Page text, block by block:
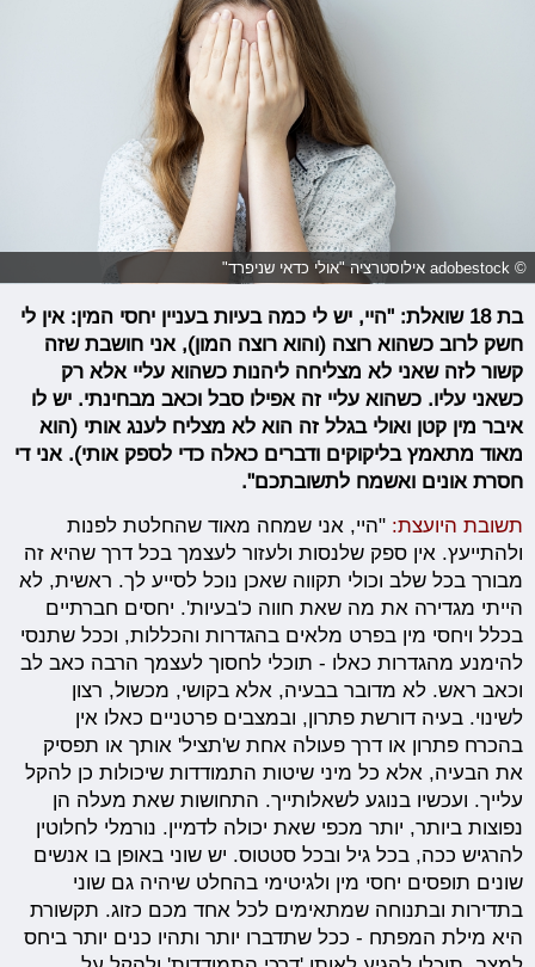
© adobestock אילוסטרציה "אולי כדאי שניפרד"
בת 18 שואלת: "היי, יש לי כמה בעיות בעניין יחסי המין: אין לי
חשק לרוב כשהוא רוצה (והוא רוצה המון), אני חושבת שזה
קשור לזה שאני לא מצליחה ליהנות כשהוא עליי אלא רק
כשאני עליו. כשהוא עליי זה אפילו סבל וכאב מבחינתי. יש לו
איבר מין קטן ואולי בגלל זה הוא לא מצליח לענג אותי (הוא
מאוד מתאמץ בליקוקים ודברים כאלה כדי לספק אותי). אני די
חסרת אונים ואשמח לתשובתכם".
תשובת היועצת: "היי, אני שמחה מאוד שהחלטת לפנות
ולהתייעץ. אין ספק שלנסות ולעזור לעצמך בכל דרך שהיא זה
מבורך בכל שלב וכולי תקווה שאכן נוכל לסייע לך. ראשית, לא
הייתי מגדירה את מה שאת חווה כ'בעיות'. יחסים חברתיים
בכלל ויחסי מין בפרט מלאים בהגדרות והכללות, וככל שתנסי
להימנע מהגדרות כאלו - תוכלי לחסוך לעצמך הרבה כאב לב
וכאב ראש. לא מדובר בבעיה, אלא בקושי, מכשול, רצון
לשינוי. בעיה דורשת פתרון, ובמצבים פרטניים כאלו אין
בהכרח פתרון או דרך פעולה אחת ש'תציל' אותך או תפסיק
את הבעיה, אלא כל מיני שיטות התמודדות שיכולות כן להקל
עלייך. ועכשיו בנוגע לשאלותייך. התחושות שאת מעלה הן
נפוצות ביותר, יותר מכפי שאת יכולה לדמיין. נורמלי לחלוטין
להרגיש ככה, בכל גיל ובכל סטטוס. יש שוני באופן בו אנשים
שונים תופסים יחסי מין ולגיטימי בהחלט שיהיה גם שוני
בתדירות ובתנוחה שמתאימים לכל אחד מכם כזוג. תקשורת
היא מילת המפתח - ככל שתדברו יותר ותהיו כנים יותר ביחס